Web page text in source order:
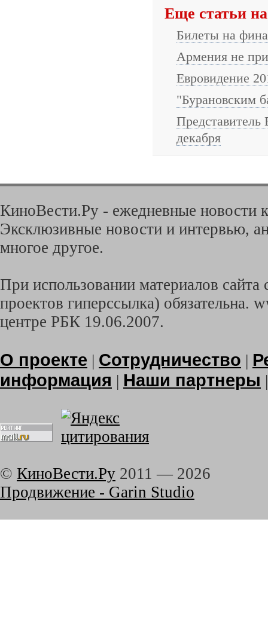
Еще статьи
Билеты на
Армения не
Евровидение
"Бурановским
Представитель
декабря
КиноВести.Ру - ежедневные новости
Эксклюзивные новости и интервью,
многое другое.
При использовании материалов
проектов гиперссылка) обязательна.
центре РБК 19.06.2007.
О проекте | Сотрудничество |
информация | Наши партнеры
© КиноВести.Ру 2011 — 2026
Продвижение - Garin Studio